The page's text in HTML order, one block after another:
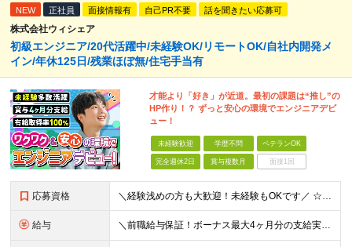
NEW 正社員 面接情報有 自己PR不要 話を聞きたい応募可
株式会社ウィシェア
初級エンジニア/20代活躍中/未経験OK/リモートOK/自社内開発メ
イン/年休125日/残業ほぼ無/住宅手当有
才能より「好き」が近道。最初の課題は“推し”の
HP作り！？ ずっと安心の環境でエンジニアデビ
ュー！
未経験歓迎 学歴不問 ベテランOK
完全週休2日 賞与複数月 面接1回
応募資格 ＼経験浅めの方も大歓迎！未経験もOKです／ ☆20～30代若手エンジニア活躍中！ ◆学歴不問 ◆第二新卒OK ＜こんな方にピッタリ！＞ ◇円滑にコミュニケーションを取れる方 ◇チームで協力して働き
給与 ＼前職給与保証！ボーナス最大4ヶ月分の支給実績あり！／ ◆年収350万円以上：月給24万円～＋賞与年2回＋報奨金年1回＋各種手当 ☆入社1年目の年収モデル 年収376万円（22歳・未経験入社1年目